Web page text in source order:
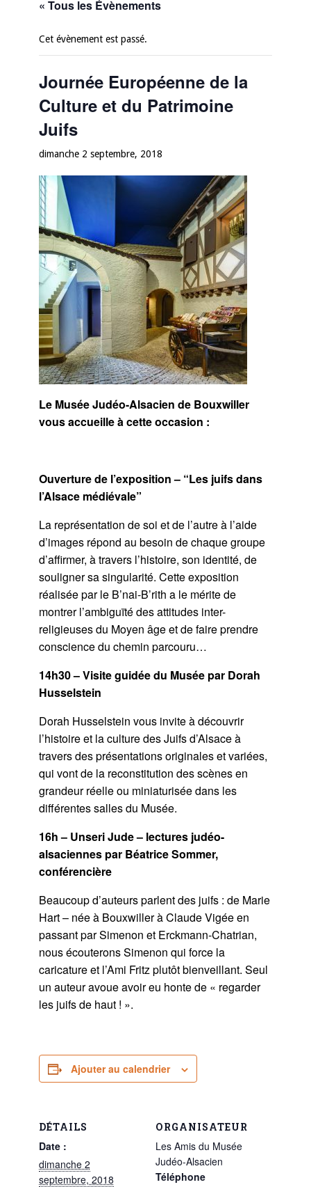
« Tous les Évènements
Cet évènement est passé.
Journée Européenne de la
Culture et du Patrimoine
Juifs
dimanche 2 septembre, 2018
Le Musée Judéo-Alsacien de Bouxwiller
vous accueille àcette occasion :
Ouverture de l’exposition – “Les juifs dans
l’Alsace médiévale”
La représentation de soi et de l’autre à l’aide
d’images répond au besoin de chaque groupe
d’affirmer, à travers l’histoire, son identité, de
souligner sa singularité. Cette exposition
réalisée par le B’nai-B’rith a le mérite de
montrer l’ambiguïté des attitudes inter-
religieuses du Moyen âge et de faire prendre
conscience du chemin parcouru…
14h30 –Visite guidée du Musée par Dorah
Husselstein
Dorah Husselstein vous invite à découvrir
l’histoire et la culture des Juifs d’Alsace à
travers des présentations originales et variées,
qui vont de la reconstitution des scènes en
grandeur réelle ou miniaturisée dans les
différentes salles du Musée.
16h –Unseri Jude– lectures judéo-
alsaciennes par Béatrice Sommer,
conférencière
Beaucoup d’auteurs parlent des juifs : de Marie
Hart – née à Bouxwiller à Claude Vigée en
passant par Simenon et Erckmann-Chatrian,
nous écouterons Simenon qui force la
caricature et l’Ami Fritz plutôt bienveillant. Seul
un auteur avoue avoir eu honte de « regarder
les juifs de haut ! ».
Ajouter au calendrier
DÉTAILS
Date :
dimanche 2
septembre, 2018
ORGANISATEUR
Les Amis du Musée
Judéo-Alsacien
Téléphone